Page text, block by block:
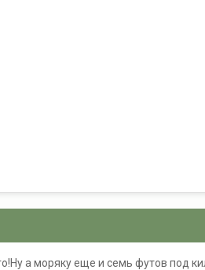
а моряку еще и семь футов под